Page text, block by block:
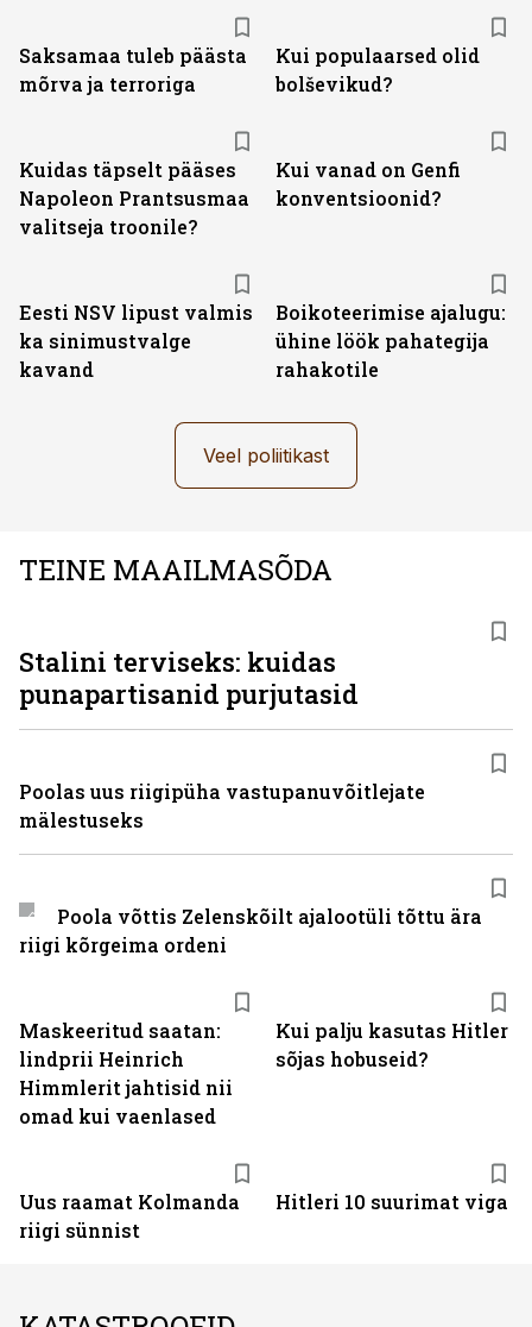
Saksamaa tuleb päästa
mõrva ja terroriga
Kui populaarsed olid
bolševikud?
Kuidas täpselt pääses
Napoleon Prantsusmaa
valitseja troonile?
Kui vanad on Genfi
konventsioonid?
Eesti NSV lipust valmis
ka sinimustvalge
kavand
Boikoteerimise ajalugu:
ühine löök pahategija
rahakotile
Veel poliitikast
TEINE MAAILMASÕDA
Maskeeritud saatan:
lindprii Heinrich
Himmlerit jahtisid nii
omad kui vaenlased
Kui palju kasutas Hitler
sõjas hobuseid?
Uus raamat Kolmanda
riigi sünnist
Hitleri 10 suurimat viga
Stalini terviseks: kuidas
punapartisanid purjutasid
Poolas uus riigipüha vastupanuvõitlejate
mälestuseks
Poola võttis Zelenskõilt ajalootüli tõttu ära
riigi kõrgeima ordeni